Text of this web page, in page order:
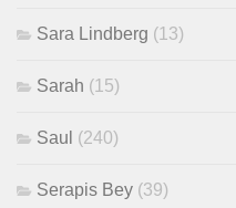
Sara Lindberg (13)
Sarah (15)
Saul (240)
Serapis Bey (39)